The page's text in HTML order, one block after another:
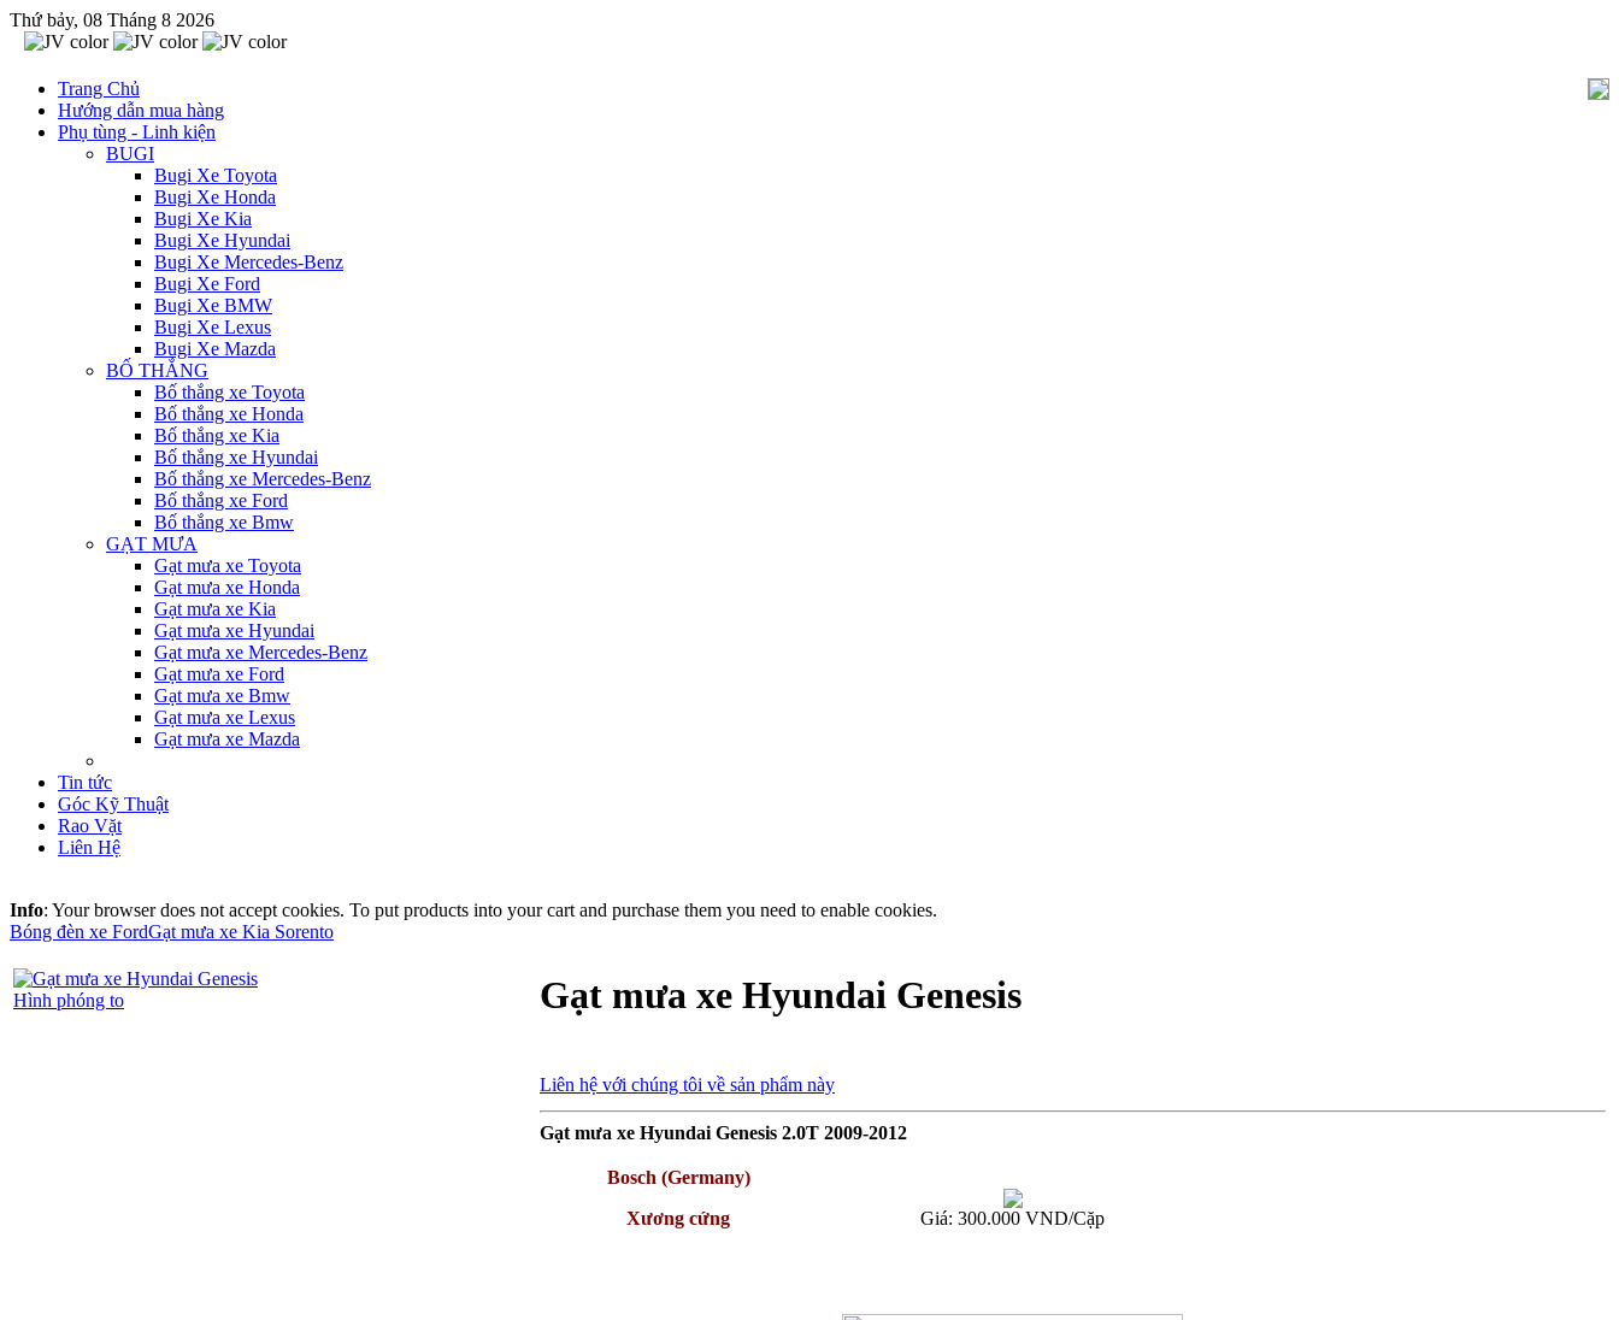
Thứ bảy, 08 Tháng 8 2026
Trang Chủ
Hướng dẫn mua hàng
Phụ tùng - Linh kiện
BUGI
Bugi Xe Toyota
Bugi Xe Honda
Bugi Xe Kia
Bugi Xe Hyundai
Bugi Xe Mercedes-Benz
Bugi Xe Ford
Bugi Xe BMW
Bugi Xe Lexus
Bugi Xe Mazda
BỐ THẮNG
Bố thắng xe Toyota
Bố thắng xe Honda
Bố thắng xe Kia
Bố thắng xe Hyundai
Bố thắng xe Mercedes-Benz
Bố thắng xe Ford
Bố thắng xe Bmw
GẠT MƯA
Gạt mưa xe Toyota
Gạt mưa xe Honda
Gạt mưa xe Kia
Gạt mưa xe Hyundai
Gạt mưa xe Mercedes-Benz
Gạt mưa xe Ford
Gạt mưa xe Bmw
Gạt mưa xe Lexus
Gạt mưa xe Mazda
Tin tức
Góc Kỹ Thuật
Rao Vặt
Liên Hệ
Info: Your browser does not accept cookies. To put products into your cart and purchase them you need to enable cookies.
Bóng đèn xe FordGạt mưa xe Kia Sorento
Hình phóng to Gạt mưa xe Hyundai Genesis
Liên hệ với chúng tôi về sản phẩm này
Gạt mưa xe Hyundai Genesis 2.0T 2009-2012
Bosch (Germany)
Xương cứng
Giá: 300.000 VND/Cặp